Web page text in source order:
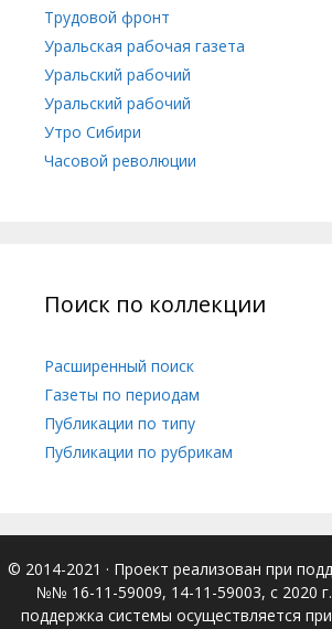
Трудовой фронт
Уральская рабочая газета
Уральский рабочий
Уральский рабочий
Утро Сибири
Часовой революции
Поиск по коллекции
Расширенный поиск
Газеты по периодам
Публикации по типу
Публикации по рубрикам
© 2014-2021 · Проект реализован при
№№ 16-11-59009, 14-11-59003, с 2020
поддержка системы осуществляется